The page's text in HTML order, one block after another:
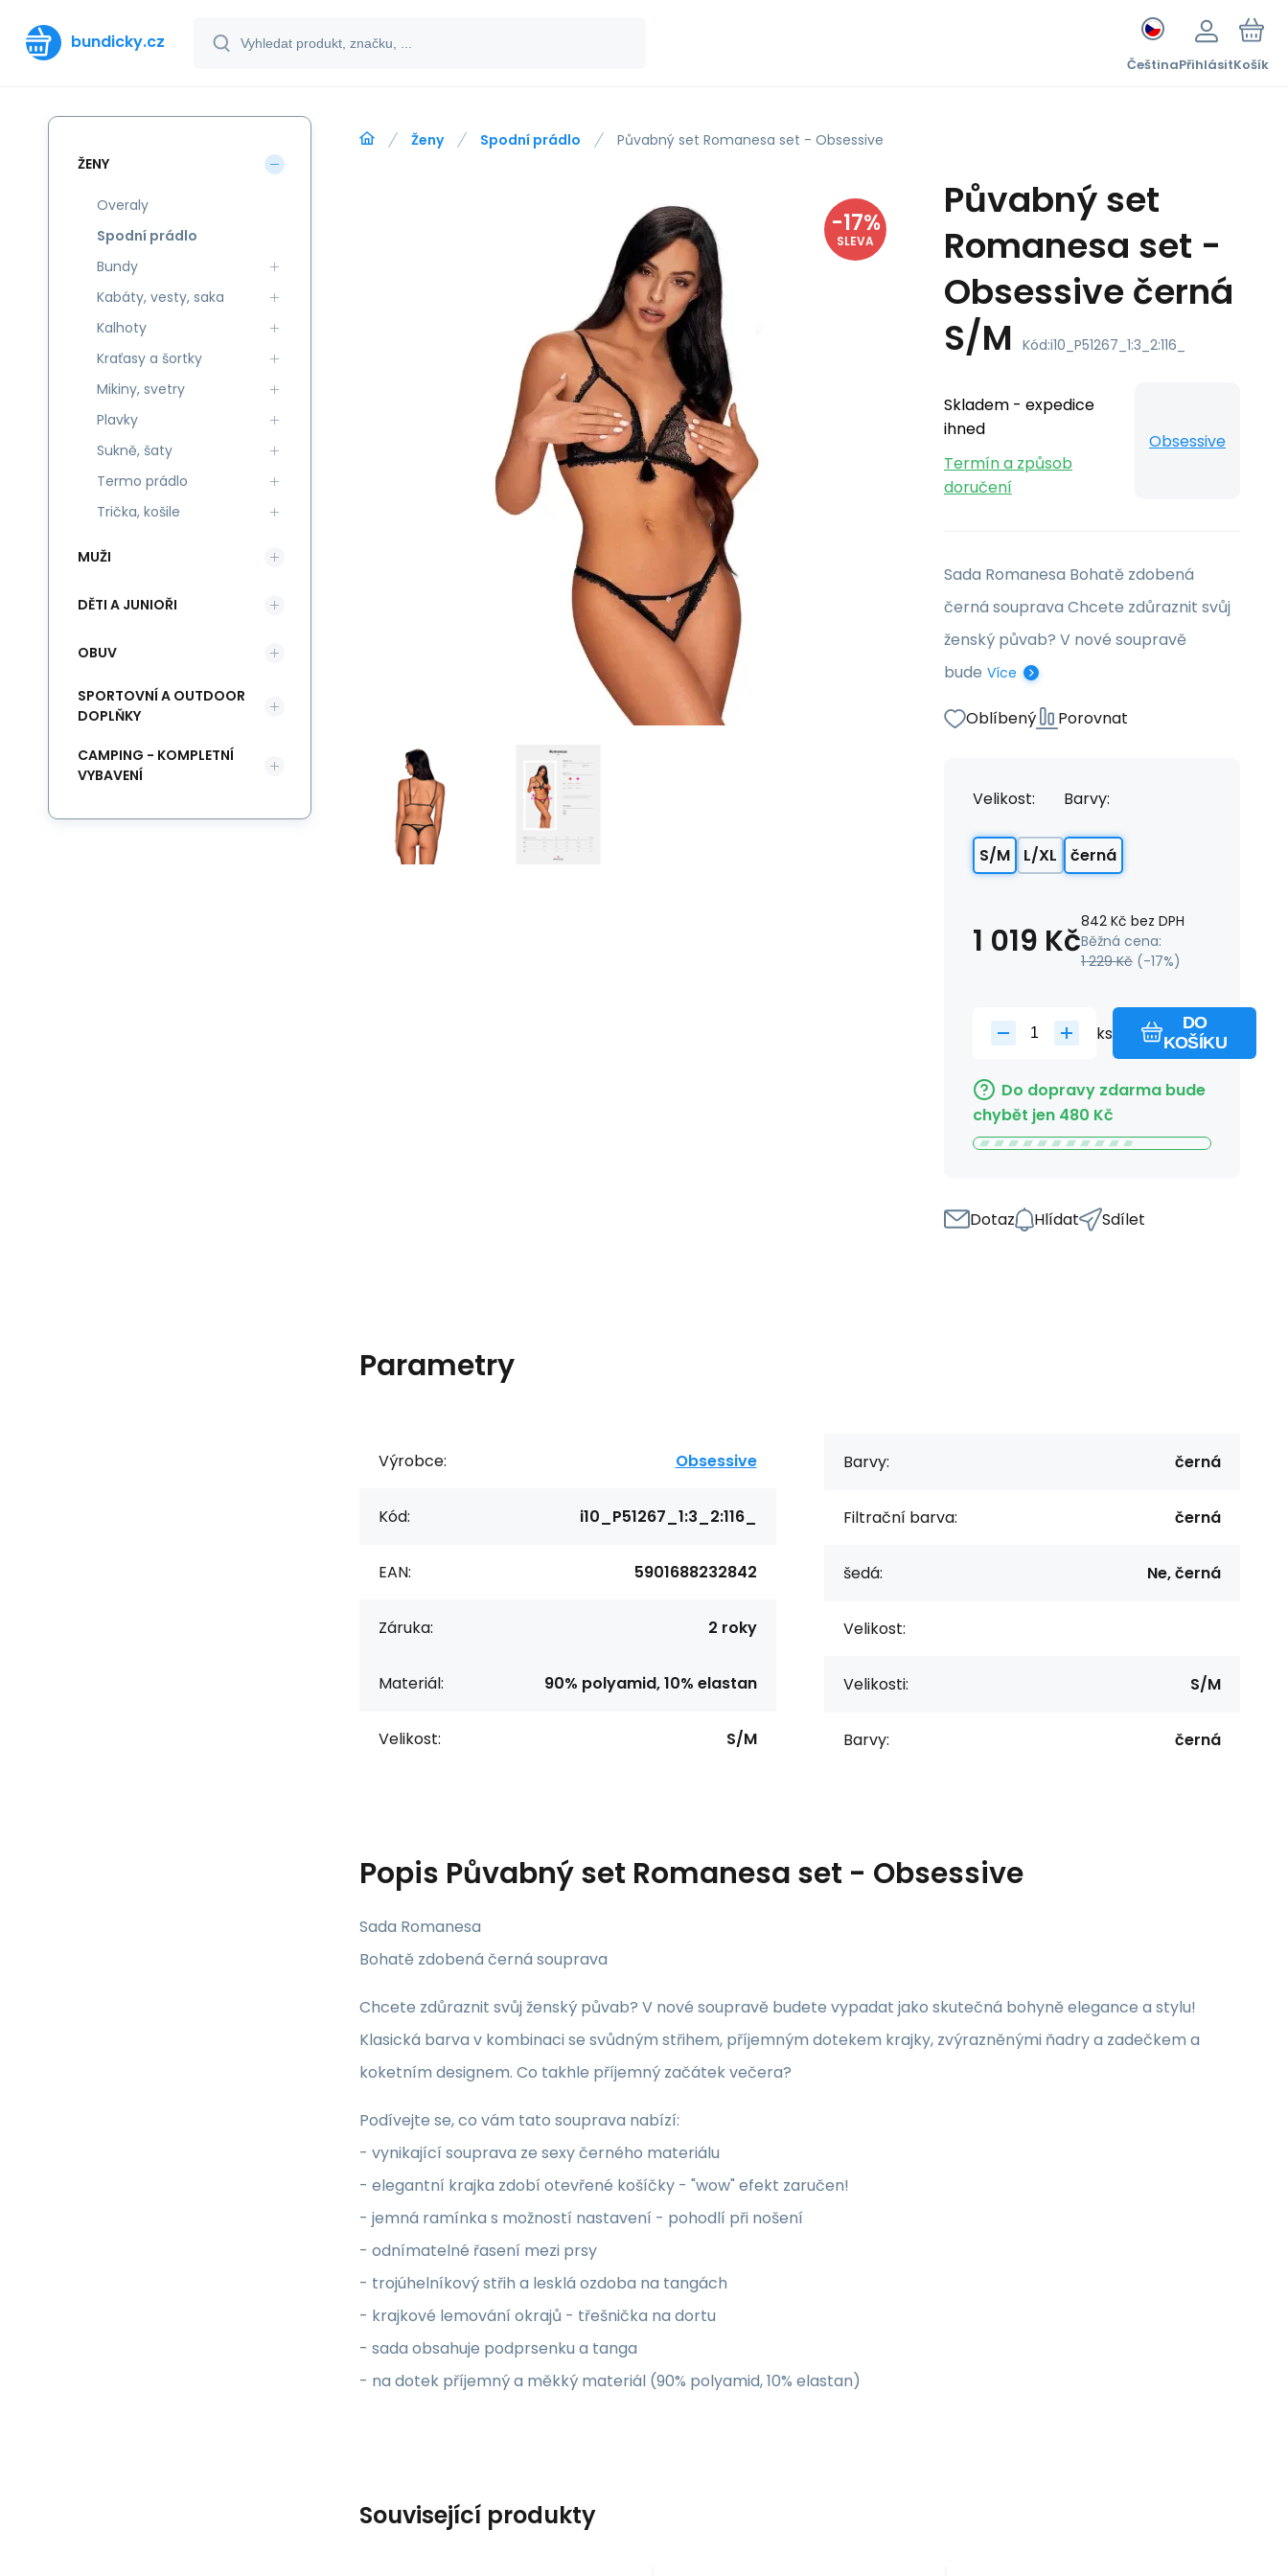
bundicky.cz
ČeštinaPřihlásitKošík
Ženy Spodní prádlo Půvabný set Romanesa set - Obsessive
-17%
SLEVA
Půvabný set
Romanesa set -
Obsessive černá
S/M Kód:i10_P51267_1:3_2:116_
Skladem - expedice
ihned
Termín a způsob
doručení
Obsessive
Sada Romanesa Bohatě zdobená
černá souprava Chcete zdůraznit svůj
ženský půvab? V nové soupravě
bude Více
Oblíbený Porovnat
Velikost:
S/M L/XL
Barvy:
černá
1 019 Kč842 Kč bez DPH
Běžná cena:
1 229 Kč (-17%)
ks
DO
KOŠÍKU
Do dopravy zdarma bude
chybět jen 480 Kč
Dotaz Hlídat Sdílet
Parametry
Výrobce: Obsessive
Kód: i10_P51267_1:3_2:116_
EAN: 5901688232842
Záruka: 2 roky
Materiál: 90% polyamid, 10% elastan
Velikost: S/M
Barvy: černá
Filtrační barva: černá
šedá: Ne, černá
Velikost:
Velikosti: S/M
Barvy: černá
Popis Půvabný set Romanesa set - Obsessive
Sada Romanesa
Bohatě zdobená černá souprava
Chcete zdůraznit svůj ženský půvab? V nové soupravě budete vypadat jako skutečná bohyně elegance a stylu!
Klasická barva v kombinaci se svůdným střihem, příjemným dotekem krajky, zvýrazněnými ňadry a zadečkem a
koketním designem. Co takhle příjemný začátek večera?
Podívejte se, co vám tato souprava nabízí:
- vynikající souprava ze sexy černého materiálu
- elegantní krajka zdobí otevřené košíčky - "wow" efekt zaručen!
- jemná ramínka s možností nastavení - pohodlí při nošení
- odnímatelné řasení mezi prsy
- trojúhelníkový střih a lesklá ozdoba na tangách
- krajkové lemování okrajů - třešnička na dortu
- sada obsahuje podprsenku a tanga
- na dotek příjemný a měkký materiál (90% polyamid, 10% elastan)
Související produkty
ŽENY
Overaly
Spodní prádlo
Bundy
Kabáty, vesty, saka
Kalhoty
Kraťasy a šortky
Mikiny, svetry
Plavky
Sukně, šaty
Termo prádlo
Trička, košile
MUŽI
DĚTI A JUNIOŘI
OBUV
SPORTOVNÍ A OUTDOOR
DOPLŇKY
CAMPING - KOMPLETNÍ
VYBAVENÍ